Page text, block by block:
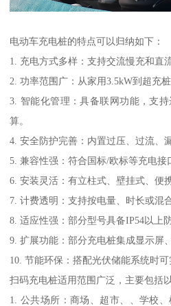
电动车充电桩的特点可以归纳如下：
1. 充电方式多样：支持交流慢充和直
2. 功率范围广：从家用3.5kW到超充
3. 智能化管理：具备联网功能，支
算。
4. 安全防护完善：内置过压、过流、
5. 兼容性强：符合国标/欧标等充电接
6. 安装灵活：有立柱式、壁挂式、便
7. 计费透明：支持按电量、时长或混
8. 适应性强：部分型号具备IP54以上
9. 扩展功能：部分充电桩集成显示屏
10. 节能环保：搭配光伏储能系统时可
扫码充电桩适用范围广泛，主要包括
1. 公共场所：商场、超市、、学校